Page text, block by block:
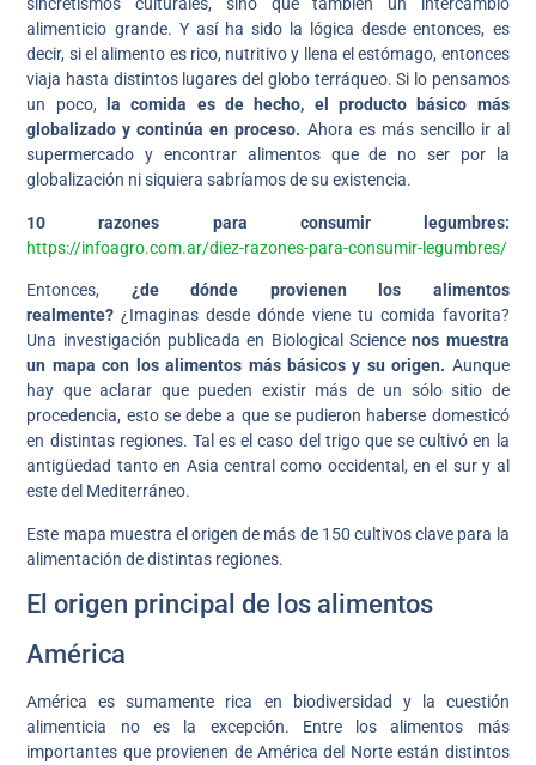
sincretismos culturales, sino que también un intercambio
alimenticio grande. Y así ha sido la lógica desde entonces, es
decir, si el alimento es rico, nutritivo y llena el estómago, entonces
viaja hasta distintos lugares del globo terráqueo. Si lo pensamos
un poco,
la comida es de hecho, el producto básico más
globalizado y continúa en proceso. Ahora es más sencillo ir al
supermercado y encontrar alimentos que de no ser por la
globalización ni siquiera sabríamos de su existencia.
10 razones para consumir legumbres:
https://infoagro.com.ar/diez-razones-para-consumir-legumbres/
Entonces, ¿de dónde provienen los alimentos
realmente? ¿Imaginas desde dónde viene tu comida favorita?
Una investigación publicada en Biological Sciencenos muestra
un mapa con los alimentos más básicos y su origen. Aunque
hay que aclarar que pueden existir más de un sólo sitio de
procedencia, esto se debe a que se pudieron haberse domesticó
en distintas regiones. Tal es el caso del trigo que se cultivó en la
antigüedad tanto en Asia central como occidental, en el sur y al
este del Mediterráneo.
Este mapa muestra el origen de más de 150 cultivos clave para la
alimentación de distintas regiones.
El origen principal de los alimentos
América
América es sumamente rica en biodiversidad y la cuestión
alimenticia no es la excepción. Entre los alimentos más
importantes que provienen de América del Norte están distintos